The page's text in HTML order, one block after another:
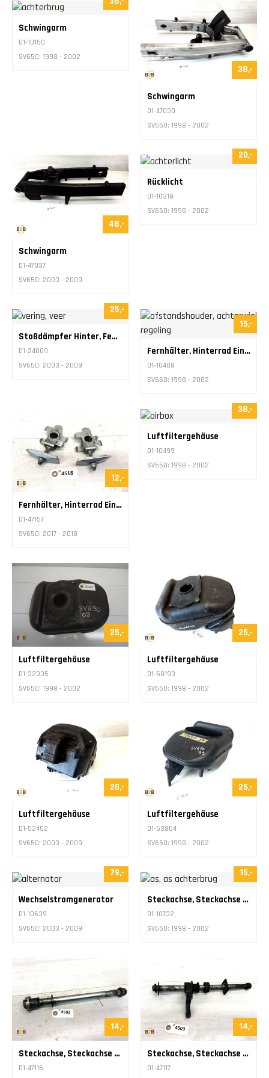
Kontakt
Schwingarm
D1-10150
SV650: 1998 - 2002
38,-
Schwingarm
D1-47030
SV650: 1998 - 2002
48,-
Schwingarm
D1-47037
SV650: 2003 - 2009
20,-
Rücklicht
D1-10318
SV650: 1998 - 2002
25,-
Stoßdämpfer Hinter, Feder
D1-24009
SV650: 2003 - 2009
15,-
Fernhälter, Hinterrad Einstellung Kettenspanner
D1-10408
SV650: 1998 - 2002
12,-
Fernhälter, Hinterrad Einstellung Kettenspanner
D1-47157
SV650: 2017 - 2018
38,-
Luftfiltergehäuse
D1-10499
SV650: 1998 - 2002
25,-
Luftfiltergehäuse
D1-32335
SV650: 1998 - 2002
25,-
Luftfiltergehäuse
D1-58193
SV650: 1998 - 2002
20,-
Luftfiltergehäuse
D1-52452
SV650: 2003 - 2009
25,-
Luftfiltergehäuse
D1-53864
SV650: 1998 - 2002
79,-
Wechselstromgenerator
D1-10639
SV650: 2003 - 2009
15,-
Steckachse, Steckachse Schwingarm
D1-10732
SV650: 1998 - 2002
14,-
Steckachse, Steckachse Schwingarm
D1-47116
14,-
Steckachse, Steckachse Schwingarm
D1-47117